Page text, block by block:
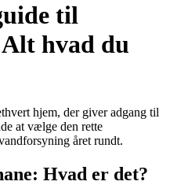
til
hvad du
hjem, der giver adgang til
at vælge den rette
året rundt.
Hvad er det?